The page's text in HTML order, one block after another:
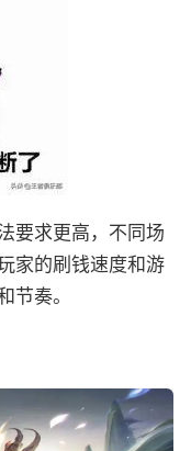
要求更高，不同场
家的刷钱速度和游
节奏。